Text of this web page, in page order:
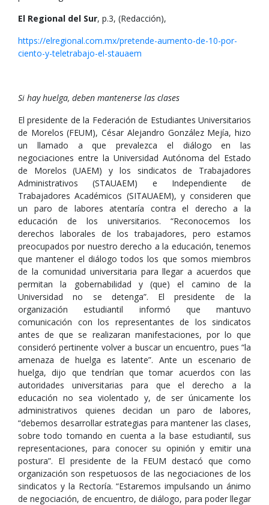
El Regional del Sur, p.3, (Redacción),
https://elregional.com.mx/pretende-aumento-de-10-por-
ciento-y-teletrabajo-el-stauaem
Si hay huelga, deben mantenerse las clases
El presidente de la Federación de Estudiantes Universitarios
de Morelos (FEUM), César Alejandro González Mejía, hizo
un llamado a que prevalezca el diálogo en las
negociaciones entre la Universidad Autónoma del Estado
de Morelos (UAEM) y los sindicatos de Trabajadores
Administrativos (STAUAEM) e Independiente de
Trabajadores Académicos (SITAUAEM), y consideren que
un paro de labores atentaría contra el derecho a la
educación de los universitarios. “Reconocemos los
derechos laborales de los trabajadores, pero estamos
preocupados por nuestro derecho a la educación, tenemos
que mantener el diálogo todos los que somos miembros
de la comunidad universitaria para llegar a acuerdos que
permitan la gobernabilidad y (que) el camino de la
Universidad no se detenga”. El presidente de la
organización estudiantil informó que mantuvo
comunicación con los representantes de los sindicatos
antes de que se realizaran manifestaciones, por lo que
consideró pertinente volver a buscar un encuentro, pues “la
amenaza de huelga es latente”. Ante un escenario de
huelga, dijo que tendrían que tomar acuerdos con las
autoridades universitarias para que el derecho a la
educación no sea violentado y, de ser únicamente los
administrativos quienes decidan un paro de labores,
“debemos desarrollar estrategias para mantener las clases,
sobre todo tomando en cuenta a la base estudiantil, sus
representaciones, para conocer su opinión y emitir una
postura”. El presidente de la FEUM destacó que como
organización son respetuosos de las negociaciones de los
sindicatos y la Rectoría. “Estaremos impulsando un ánimo
de negociación, de encuentro, de diálogo, para poder llegar